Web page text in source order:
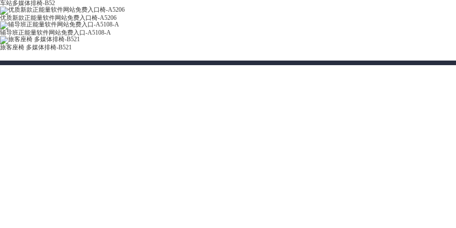
车站多媒体排椅-B52
优质新款正能量软件网站免费入口椅-A5206
辅导班正能量软件网站免费入口-A5108-A
旅客座椅 多媒体排椅-B521